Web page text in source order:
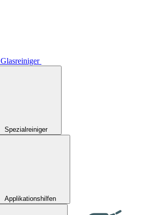
Glasreiniger
Spezialreiniger
Applikationshilfen